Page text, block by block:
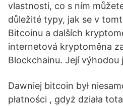
vlastnosti, co s ním
důležité typy, jak se v
Bitcoinu a dalších
internetová kryptoměna
Blockchainu. Její výhodou
Dawniej bitcoin był
płatności , gdyż działa